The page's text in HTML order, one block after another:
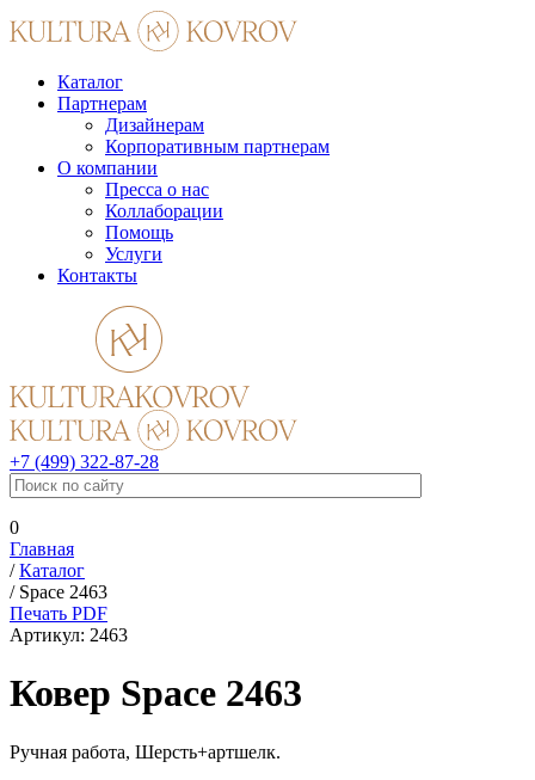
Каталог
Партнерам
Дизайнерам
Корпоративным партнерам
О компании
Пресса о нас
Коллаборации
Помощь
Услуги
Контакты
+7 (499) 322-87-28
0
Главная
/Каталог
/ Space 2463
Печать PDF
Артикул: 2463
Ковер Space 2463
Ручная работа, Шерсть+артшелк.